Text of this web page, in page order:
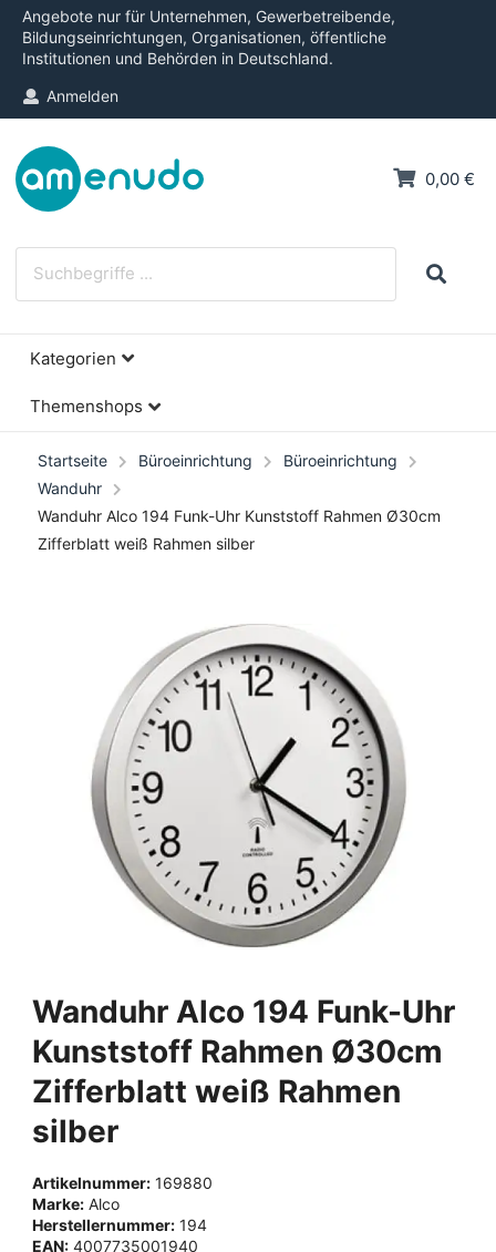
Angebote nur für Unternehmen, Gewerbetreibende,
Bildungseinrichtungen, Organisationen, öffentliche
Institutionen und Behörden in Deutschland.
Anmelden
0,00 €
Kategorien
Themenshops
Startseite Büroeinrichtung
Büroeinrichtung
Wanduhr
Wanduhr Alco 194 Funk-Uhr Kunststoff Rahmen Ø30cm
Zifferblatt weiß Rahmen silber
Wanduhr Alco 194 Funk-Uhr
Kunststoff Rahmen Ø30cm
Zifferblatt weiß Rahmen
silber
Artikelnummer: 169880
Marke: Alco
Herstellernummer: 194
EAN: 4007735001940